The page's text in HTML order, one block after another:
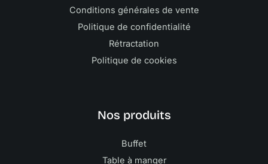
Conditions générales de vente
Politique de confidentialité
Rétractation
Politique de cookies
Nos produits
Buffet
Table à manger